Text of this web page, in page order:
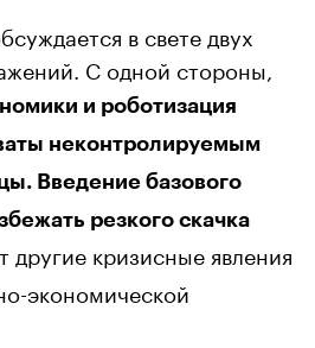
в свете двух
С одной стороны,
и роботизация
неконтролируемым
Введение базового
резкого скачка
другие кризисные явления
экономической